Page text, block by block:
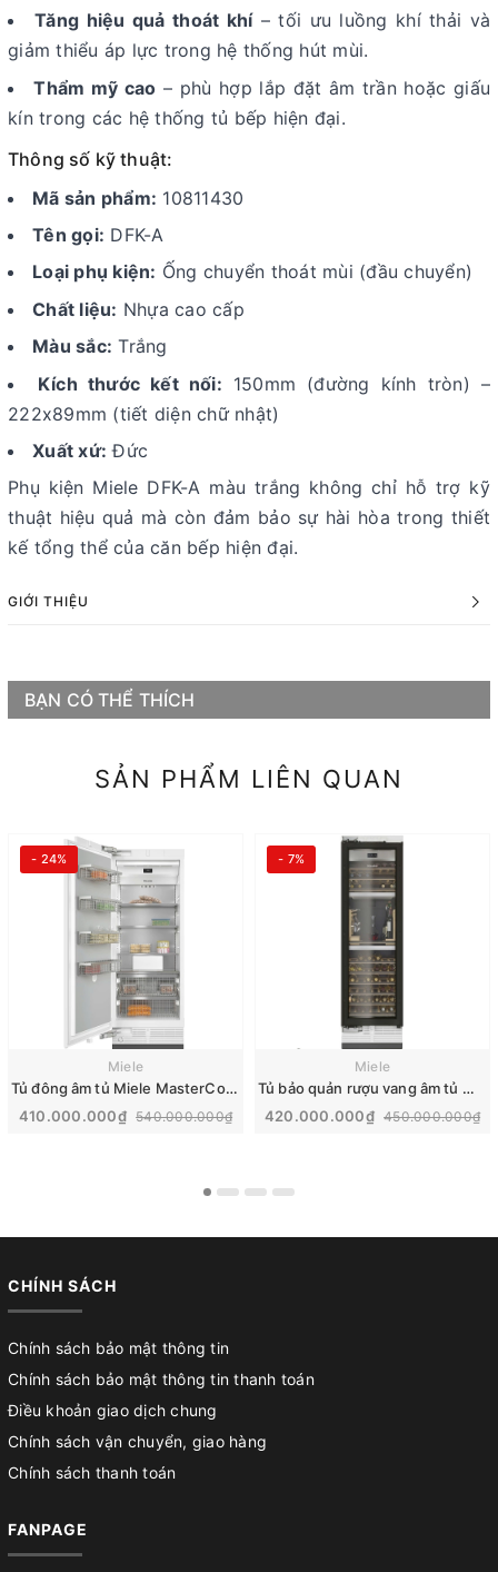
Tăng hiệu quả thoát khí– tối ưu luồng khí thải và
giảm thiểu áp lực trong hệ thống hút mùi.
Thẩm mỹ cao – phù hợp lắp đặt âm trần hoặc giấu
kín trong các hệ thống tủ bếp hiện đại.
Thông số kỹ thuật:
Mã sản phẩm: 10811430
Tên gọi: DFK-A
Loại phụ kiện: Ống chuyển thoát mùi (đầu chuyển)
Chất liệu: Nhựa cao cấp
Màu sắc: Trắng
Kích thước kết nối: 150mm (đường kính tròn) –
222x89mm (tiết diện chữ nhật)
Xuất xứ: Đức
Phụ kiện Miele DFK-A màu trắng không chỉ hỗ trợ kỹ
thuật hiệu quả mà còn đảm bảo sự hài hòa trong thiết
kế tổng thể của căn bếp hiện đại.
GIỚI THIỆU
BẠN CÓ THỂ THÍCH
SẢN PHẨM LIÊN QUAN
- 24%
Miele
Tủ đông âm tủ Miele MasterCool 445L | F 2813 Vi
410.000.000₫ 540.000.000₫
- 7%
Miele
Tủ bảo quản rượu vang âm tủ Miele MasterCool | KWT 2672 ViS
420.000.000₫ 450.000.000₫
CHÍNH SÁCH
Chính sách bảo mật thông tin
Chính sách bảo mật thông tin thanh toán
Điều khoản giao dịch chung
Chính sách vận chuyển, giao hàng
Chính sách thanh toán
FANPAGE